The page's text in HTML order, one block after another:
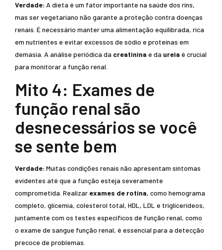
Verdade: A dieta é um fator importante na saúde dos rins,
mas ser vegetariano não garante a proteção contra doenças
renais. É necessário manter uma alimentação equilibrada, rica
em nutrientes e evitar excessos de sódio e proteínas em
demasia. A análise periódica da creatinina e da ureia é crucial
para monitorar a função renal.
Mito 4: Exames de
função renal são
desnecessários se você
se sente bem
Verdade: Muitas condições renais não apresentam sintomas
evidentes até que a função esteja severamente
comprometida. Realizar exames de rotina, como hemograma
completo, glicemia, colesterol total, HDL, LDL e triglicerídeos,
juntamente com os testes específicos de função renal, como
o exame de sangue função renal, é essencial para a detecção
precoce de problemas.